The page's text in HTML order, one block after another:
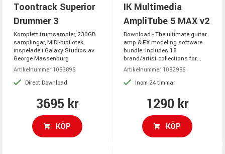
Toontrack Superior
Drummer 3
Komplett trumsampler, 230GB
samplingar, MIDI-bibliotek,
inspelade i Galaxy Studios av
George Massenburg
Artikelnummer 1053895
Direct Download
3695 kr
KÖP
IK Multimedia
AmpliTube 5 MAX v2
Download - The ultimate guitar
amp & FX modeling software
bundle. Includes 18
brand/artist collections for...
Artikelnummer 1082985
Inom 24 timmar
1290 kr
KÖP